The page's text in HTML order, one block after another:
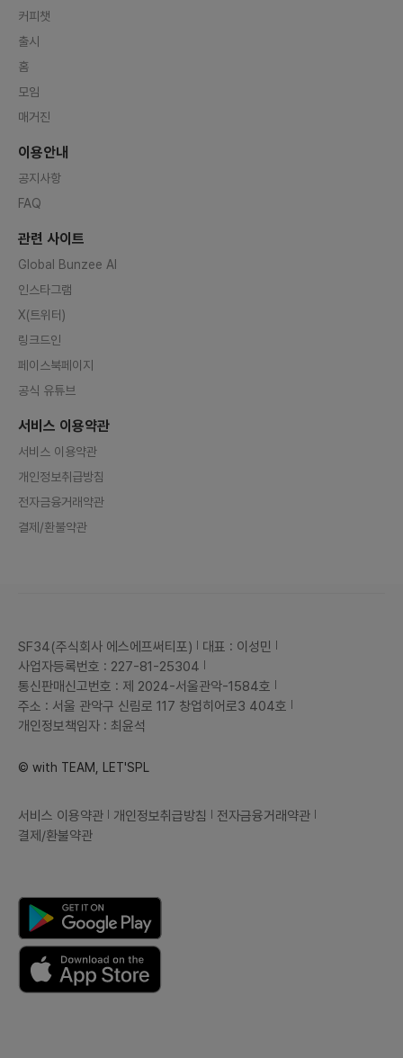
커피챗
출시
홈
모임
매거진
이용안내
공지사항
FAQ
관련 사이트
Global Bunzee AI
인스타그램
X(트위터)
링크드인
페이스북페이지
공식 유튜브
서비스 이용약관
서비스 이용약관
개인정보취급방침
전자금융거래약관
결제/환불약관
SF34(주식회사 에스에프써티포)
대표 : 이성민
사업자등록번호 : 227-81-25304
통신판매신고번호 : 제 2024-서울관악-1584호
주소 : 서울 관악구 신림로 117 창업히어로3 404호
개인정보책임자 : 최윤석
© with TEAM, LET'SPL
서비스 이용약관 개인정보취급방침
전자금융거래약관
결제/환불약관